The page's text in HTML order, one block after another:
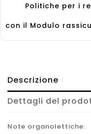
Politiche per i
con il Modulo
Descrizione
Dettagli del
Note organolettiche: